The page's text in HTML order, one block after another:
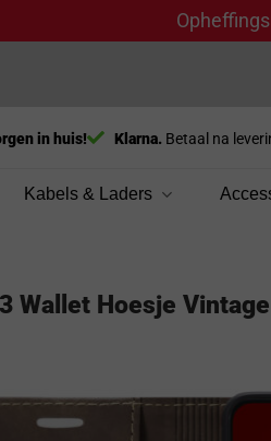
in huis! Klarna. Betaal na
Kabels & Laders
Wallet Hoesje